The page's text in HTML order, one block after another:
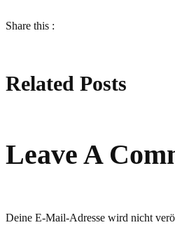
Share this :
Related Posts
Leave A
Deine E-Mail-Adresse wird nicht